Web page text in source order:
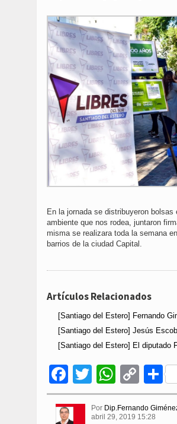
En la jornada se distribuyeron
ambiente que nos rodea, juntaron
misma se realizara toda la semana
barrios de la ciudad Capital.
Artículos Relacionados
[Santiago del Estero] Fernando
[Santiago del Estero] Jesús
[Santiago del Estero] El diputado
Facebook
Twitter Copy
Link
Por Dip.Fernando
abril 29, 2019 15:28